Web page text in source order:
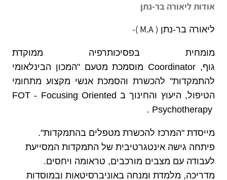
אודות ליאורה בר-נתן
ליאורה בר-נתן ( M.A )-
מומחית בפסיכותרפיה ממוקדת
גוף, Coordinator מוסמכת מטעם "המכון הבינלאומי
להתמקדות" להכשרת והסמכת אנשי מקצוע מתחומי
הטיפול, היעוץ והחינוך ב FOT - Focusing Oriented
Psychotherapy
.
מייסדת "המרכז להכשרת מטפלים בהתמקדות".
פיתחה גישה אינטגרטיבית של התמקדות המסייעת
לעבודה עם מצבים מורכבים, טראומה ויחסים.
מדריכה, מלמדת ומנחה באוניברסיטאות ובמוסדות